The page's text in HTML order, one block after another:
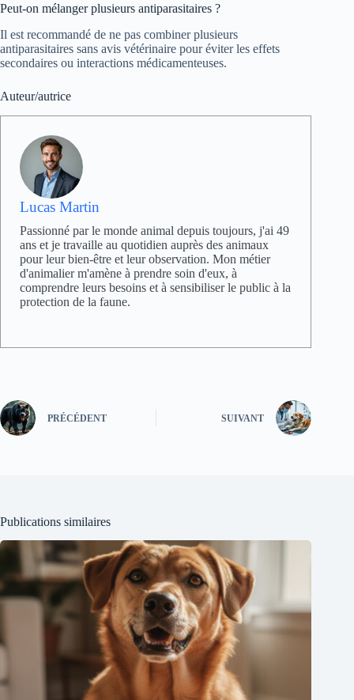
Peut-on mélanger plusieurs antiparasitaires ?
Il est recommandé de ne pas combiner plusieurs
antiparasitaires sans avis vétérinaire pour éviter les effets
secondaires ou interactions médicamenteuses.
Auteur/autrice
Lucas Martin
Passionné par le monde animal depuis toujours, j'ai 49
ans et je travaille au quotidien auprès des animaux
pour leur bien-être et leur observation. Mon métier
d'animalier m'amène à prendre soin d'eux, à
comprendre leurs besoins et à sensibiliser le public à la
protection de la faune.
PRÉCÉDENT SUIVANT
Publications similaires